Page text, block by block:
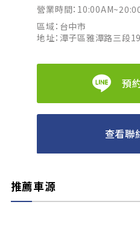
營業時間：
區域：台中市
地址：潭子區雅潭路三段
預
查看聯
推薦車源